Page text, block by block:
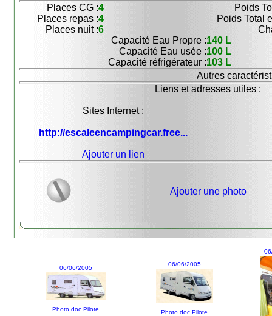
Places CG :4
Poids
Places repas :4
Poids Total
Places nuit :6
Capacité Eau Propre :140 L
Capacité Eau usée :100 L
Capacité réfrigérateur :103 L
Autres
Liens et adresses utiles :
Sites Internet :
http://escaleencampingcar.free...
Ajouter un lien
Ajouter une photo
06/06/2005
Photo doc Pilote
06/06/2005
Photo doc Pilote